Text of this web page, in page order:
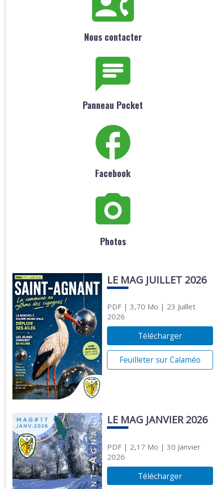
Nous contacter
Panneau Pocket
Facebook
Photos
LE MAG JUILLET 2026
PDF| 3,70 Mo | 23 Juillet
2026
Télécharger
Feuilleter sur Calaméo
LE MAG JANVIER 2026
PDF| 2,17 Mo | 30 Janvier
2026
Télécharger